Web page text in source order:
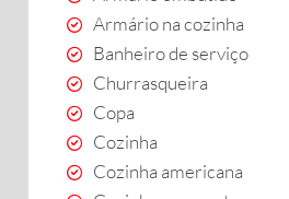
Armário na cozinha
Banheiro de serviço
Churrasqueira
Copa
Cozinha
Cozinha americana